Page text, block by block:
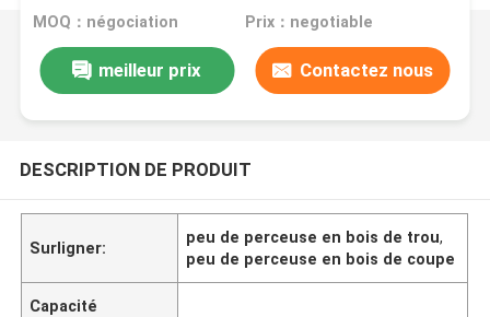
MOQ：négociation Prix：negotiable
meilleur prix Contactez nous
DESCRIPTION DE PRODUIT
Surligner:
peu de perceuse en bois de trou,
peu de perceuse en bois de coupe
Capacité